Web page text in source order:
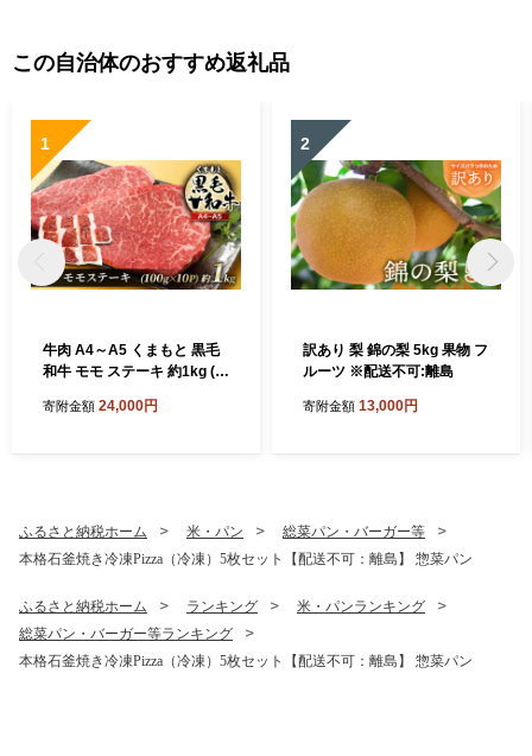
この自治体のおすすめ返礼品
1
牛肉 A4～A5 くまもと 黒毛
和牛 モモ ステーキ 約1kg (1
配送不可：離島
寄附金額 24,000円
2
訳あり 梨 錦の梨 5kg 果物 フ
ルーツ ※配送不可:離島
寄附金額 13,000円
ふるさと納税ホーム 米・パン
総菜パン・バーガー等
本格石釜焼き冷凍Pizza（冷凍）5枚セット【配送不可：離島】 惣菜パン
ふるさと納税ホーム ランキング
米・パンランキング
総菜パン・バーガー等ランキング
本格石釜焼き冷凍Pizza（冷凍）5枚セット【配送不可：離島】 惣菜パン